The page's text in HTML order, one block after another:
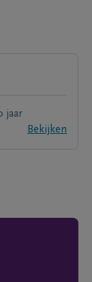
jaar
Bekijken